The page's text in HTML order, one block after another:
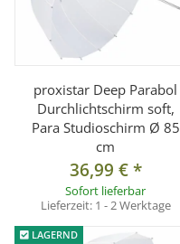
proxistar Deep Parabol
Durchlichtschirm soft,
Para Studioschirm Ø 85
cm
36,99 €*
Sofort lieferbar
Lieferzeit: 1 - 2 Werktage
LAGERND